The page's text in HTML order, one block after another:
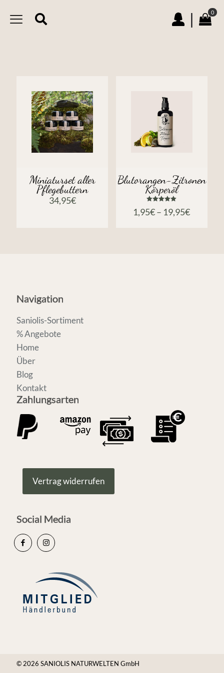
| 0
Miniaturset aller
Pflegebuttern
34,95€
Blutorangen-Zitronen
Körperöl
mit
1,95€– 19,95€
Navigation
Saniolis-Sortiment
% Angebote
Home
Über
Blog
Kontakt
Zahlungsarten
Vertrag widerrufen
Social Media
© 2026 SANIOLIS NATURWELTEN GmbH